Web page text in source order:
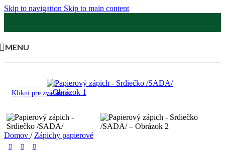
Skip to navigation Skip to main content
MENU
Klikni pre zväčšenie
Domov / Zápichy papierové